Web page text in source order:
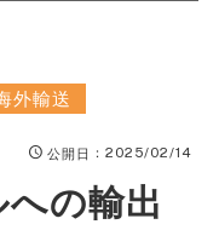
外輸送
公開日 ：2025/02/14
の輸出